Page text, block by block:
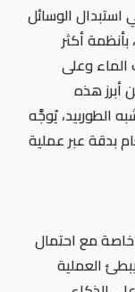
استبدال الوسائل
أكثر
وعلى
أبرز هذه
الطوربيد، يُوجَّه
بدقة عبر عملية
خاصة مع احتمال
العملية